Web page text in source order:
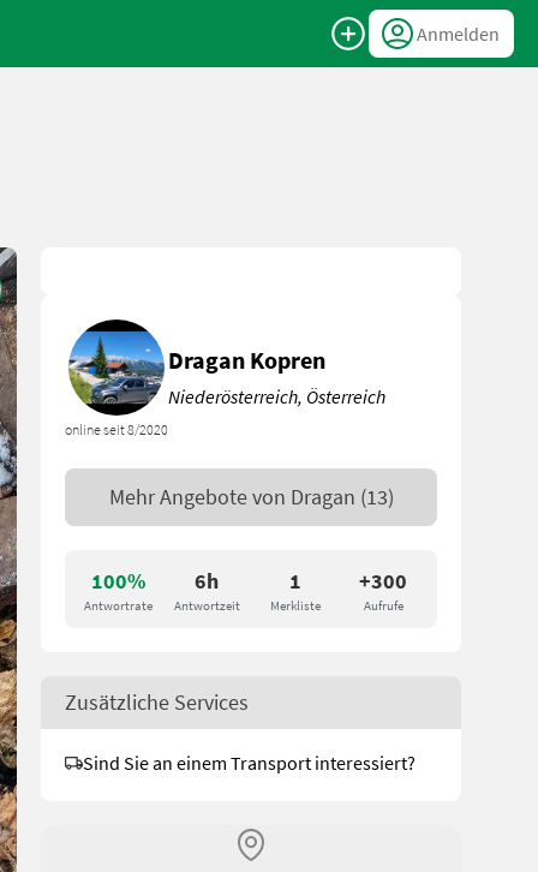
Anmelden
100%
Antwortrate
6h
Antwortzeit
1
Merkliste
+300
Aufrufe
online seit 8/2020
Dragan Kopren
Niederösterreich, Österreich
Mehr Angebote von Dragan (13)
Zusätzliche Services
Sind Sie an einem Transport interessiert?